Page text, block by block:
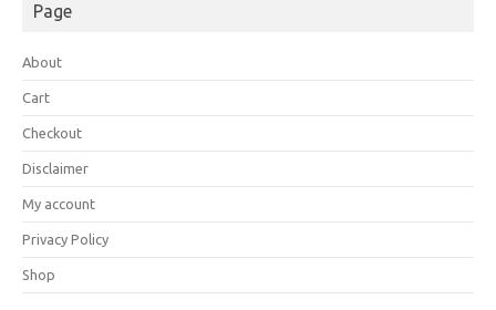
Page
About
Cart
Checkout
Disclaimer
My account
Privacy Policy
Shop